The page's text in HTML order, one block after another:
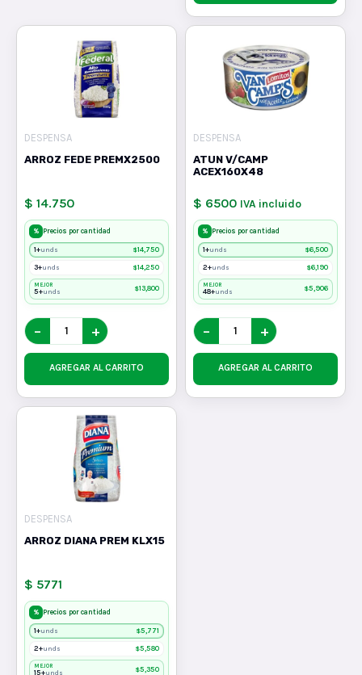
DESPENSA
ARROZ FEDE PREMX2500
$ 14.750
% Precios por cantidad
1+unds $14,750
3+unds $14,250
MEJOR
5+unds $13,800
− +
AGREGAR AL CARRITO
DESPENSA
ATUN V/CAMP
ACEX160X48
$ 6500 IVA incluido
% Precios por cantidad
1+unds $6,500
2+unds $6,190
MEJOR
48+unds $5,906
− +
AGREGAR AL CARRITO
DESPENSA
ARROZ DIANA PREM KLX15
$ 5771
% Precios por cantidad
1+unds $5,771
2+unds $5,580
MEJOR
15+unds $5,350